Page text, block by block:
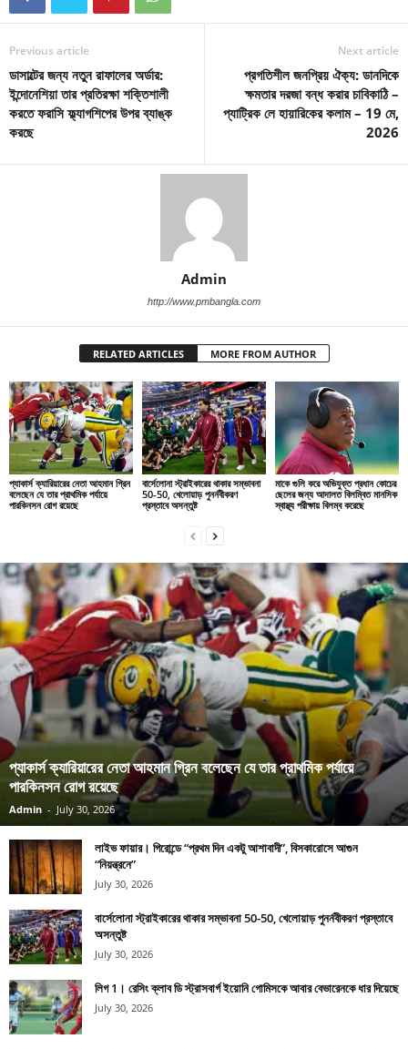
Previous article
ডাসাল্টের জন্য নতুন রাফালের অর্ডার:
ইন্দোনেশিয়া তার প্রতিরক্ষা শক্তিশালী
করতে ফরাসি ফ্ল্যাগশিপের উপর ব্যাঙ্ক
করছে
Next article
প্রগতিশীল জনপ্রিয় ঐক্য: ডানদিকে
ক্ষমতার দরজা বন্ধ করার চাবিকাঠি –
প্যাট্রিক লে হায়ারিকের কলাম – 19 মে,
2026
Admin
http://www.pmbangla.com
RELATED ARTICLES MORE FROM AUTHOR
প্যাকার্স ক্যারিয়ারের নেতা আহমান গ্রিন
বলেছেন যে তার প্রাথমিক পর্যায়ে
পারকিনসন রোগ রয়েছে
বার্সেলোনা স্ট্রাইকারের থাকার সম্ভাবনা
50-50, খেলোয়াড় পুনর্নবীকরণ
প্রস্তাবে অসন্তুষ্ট
মাকে গুলি করে অভিযুক্ত প্রধান কোচের
ছেলের জন্য আদালত বিলম্বিত মানসিক
স্বাস্থ্য পরীক্ষায় বিলম্ব করেছে
প্যাকার্স ক্যারিয়ারের নেতা আহমান গ্রিন বলেছেন যে তার প্রাথমিক পর্যায়ে
পারকিনসন রোগ রয়েছে
Admin - July 30, 2026
লাইভ ফায়ার। গিরোন্ডে “প্রথম দিন একটু আশাবাদী”, বিসকারোসে আগুন
“নিয়ন্ত্রনে”
July 30, 2026
বার্সেলোনা স্ট্রাইকারের থাকার সম্ভাবনা 50-50, খেলোয়াড় পুনর্নবীকরণ প্রস্তাবে
অসন্তুষ্ট
July 30, 2026
লিগ 1। রেসিং ক্লাব ডি স্ট্রাসবার্গ ইয়োনি গোমিসকে আবার বেভারেনকে ধার দিয়েছে
July 30, 2026